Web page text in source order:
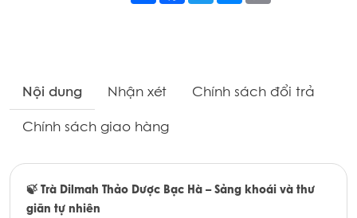
Nội dung Nhận xét
Chính sách đổi trả
Chính sách giao hàng
🍃 Trà Dilmah Thảo Dược Bạc Hà – Sảng khoái và thư
giãn tự nhiên